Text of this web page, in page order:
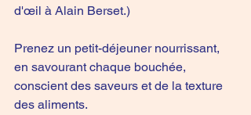
d'œil à Alain Berset.)
Prenez un petit-déjeuner nourrissant,
en savourant chaque bouchée,
conscient des saveurs et de la texture
des aliments.